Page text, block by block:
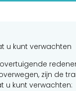
u kunt verwachten
zijn de
u kunt verwachten: